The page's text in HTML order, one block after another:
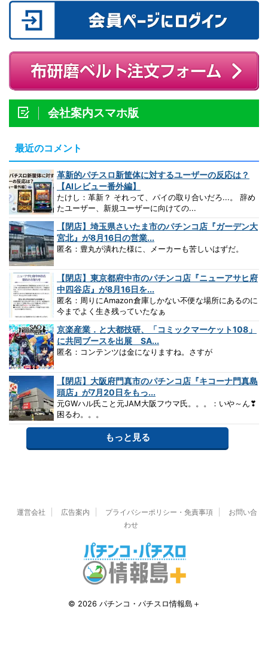
会社案内スマホ版
最近のコメント
革新的パチスロ新筐体に対するユーザーの反応は？
【AIレビュー番外編】
たけし：革新？ それって、パイの取り合いだろ...。 辞め
たユーザー、新規ユーザーに向けての...
【閉店】埼玉県さいたま市のパチンコ店『ガーデン大
宮北』が8月16日の営業...
匿名：豊丸が潰れた様に、メーカーも苦しいはずだ。
【閉店】東京都府中市のパチンコ店『ニューアサヒ府
中四谷店』が8月16日を...
匿名：周りにAmazon倉庫しかない不便な場所にあるのに
今までよく生き残っていたなぁ
京楽産業．と大都技研、「コミックマーケット108」
に共同ブースを出展 SA...
匿名：コンテンツは金になりますね。さすが
【閉店】大阪府門真市のパチンコ店『キコーナ門真島
頭店』が7月20日をもっ...
元GWハル氏こと元JAM大阪フウマ氏。。。：いや～ん❣
困るわ。。。
もっと見る
運営会社 広告案内 プライバシーポリシー・免責事項
お問い合
わせ
© 2026 パチンコ・パチスロ情報島＋